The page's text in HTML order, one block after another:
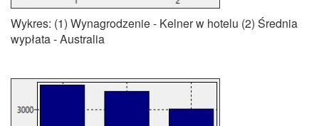
Wykres: (1) Wynagrodzenie - Kelner w hotelu (2) Średnia
wypłata - Australia